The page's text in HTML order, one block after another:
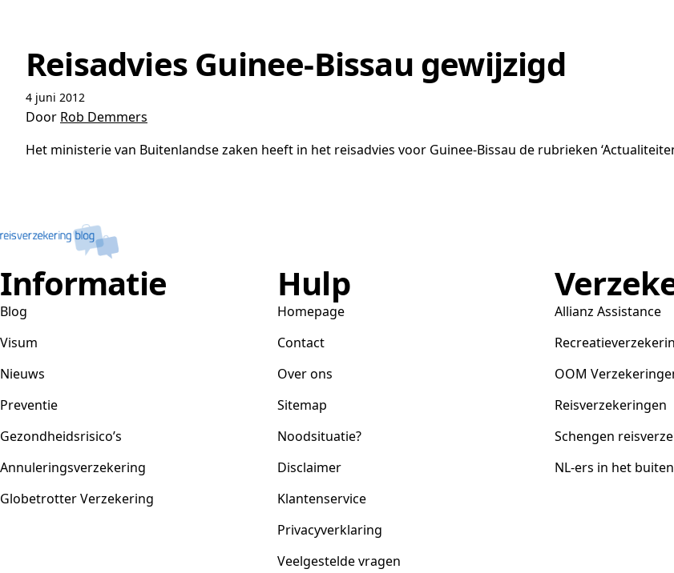
Reisadvies Guinee-Bissau gewijzigd
4 juni 2012
Door Rob Demmers
Het ministerie van Buitenlandse zaken heeft in het reisadvies voor Guinee-Bissau de rubrieken
Informatie
Blog
Visum
Nieuws
Preventie
Gezondheidsrisico’s
Annuleringsverzekering
Globetrotter Verzekering
Hulp
Homepage
Contact
Over ons
Sitemap
Noodsituatie?
Disclaimer
Klantenservice
Privacyverklaring
Veelgestelde vragen
Allianz Assistance
OOM
Reisverzekeringen
Schengen
NL-ers in het